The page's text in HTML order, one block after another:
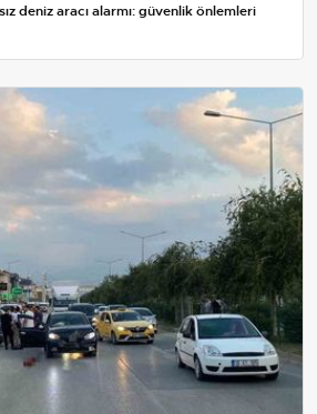
deniz aracı alarmı: güvenlik önlemleri